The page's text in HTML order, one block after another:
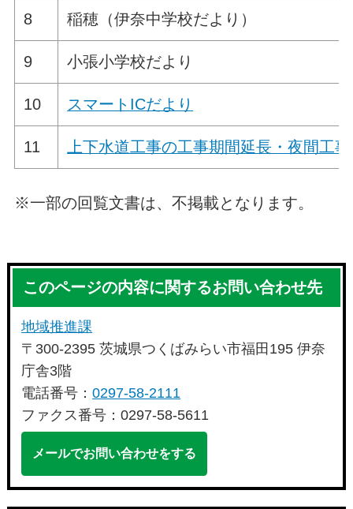
8 稲穂（伊奈中学校だより）
9 小張小学校だより
10 スマートICだより
11 上下水道工事の工事期間延長・夜間工
※一部の回覧文書は、不掲載となります。
このページの内容に関するお問い合わせ先
地域推進課
〒300-2395 茨城県つくばみらい市福田195 伊奈
庁舎3階
電話番号：0297-58-2111
ファクス番号：0297-58-5611
メールでお問い合わせをする